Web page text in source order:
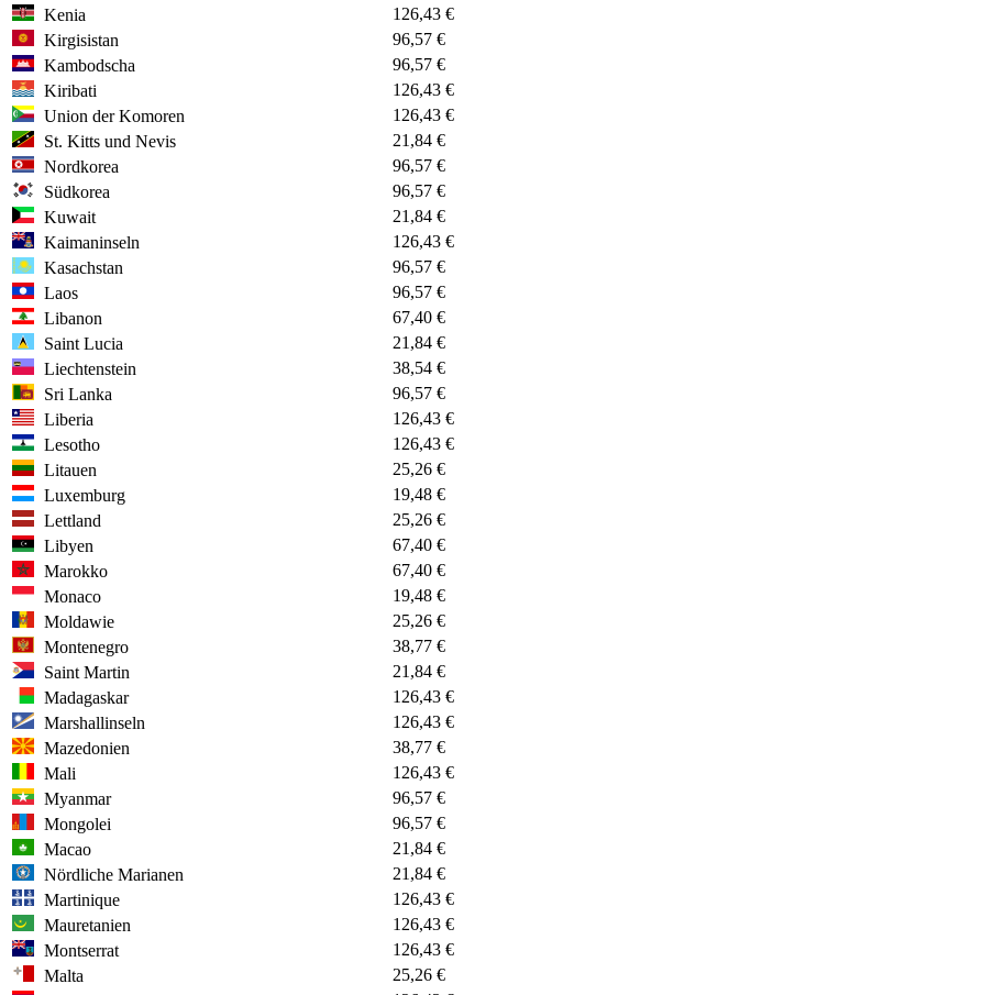
Kenia
126,43 €
Kirgisistan
96,57 €
Kambodscha
96,57 €
Kiribati
126,43 €
Union der Komoren
126,43 €
St. Kitts und Nevis
21,84 €
Nordkorea
96,57 €
Südkorea
96,57 €
Kuwait
21,84 €
Kaimaninseln
126,43 €
Kasachstan
96,57 €
Laos
96,57 €
Libanon
67,40 €
Saint Lucia
21,84 €
Liechtenstein
38,54 €
Sri Lanka
96,57 €
Liberia
126,43 €
Lesotho
126,43 €
Litauen
25,26 €
Luxemburg
19,48 €
Lettland
25,26 €
Libyen
67,40 €
Marokko
67,40 €
Monaco
19,48 €
Moldawie
25,26 €
Montenegro
38,77 €
Saint Martin
21,84 €
Madagaskar
126,43 €
Marshallinseln
126,43 €
Mazedonien
38,77 €
Mali
126,43 €
Myanmar
96,57 €
Mongolei
96,57 €
Macao
21,84 €
Nördliche Marianen
21,84 €
Martinique
126,43 €
Mauretanien
126,43 €
Montserrat
126,43 €
Malta
25,26 €